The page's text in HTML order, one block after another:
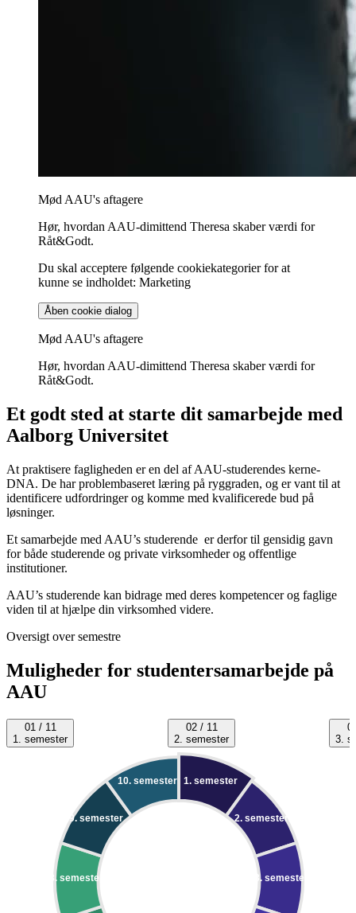
Mød AAU's aftagere
Hør, hvordan AAU-dimittend Theresa skaber værdi for
Råt&Godt.
Du skal acceptere følgende cookiekategorier for at
kunne se indholdet: Marketing
Åben cookie dialog
Mød AAU's aftagere
Hør, hvordan AAU-dimittend Theresa skaber værdi for
Råt&Godt.
Et godt sted at starte dit samarbejde med
Aalborg Universitet
At praktisere fagligheden er en del af AAU-studerendes kerne-
DNA. De har problembaseret læring på ryggraden, og er vant til at
identificere udfordringer og komme med kvalificerede bud på
løsninger.
Et samarbejde med AAU’s studerende er derfor til gensidig gavn
for både studerende og private virksomheder og offentlige
institutioner.
AAU’s studerende kan bidrage med deres kompetencer og faglige
viden til at hjælpe din virksomhed videre.
Oversigt over semestre
Muligheder for studentersamarbejde på
AAU
01 / 11
1. semester
02 / 11
2. semester
3.
1. semester
2. semester
3. semester
8. semester
9. semester
10. semester